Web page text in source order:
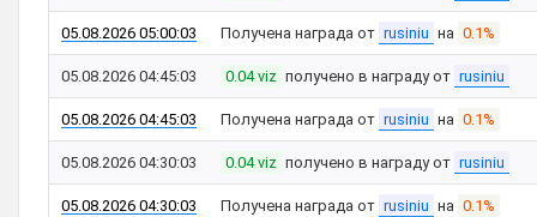
05.08.2026 05:00:03 Получена награда от rusiniu на 0.1%
05.08.2026 04:45:03 0.04 viz получено в награду от rusiniu
05.08.2026 04:45:03 Получена награда от rusiniu на 0.1%
05.08.2026 04:30:03 0.04 viz получено в награду от rusiniu
05.08.2026 04:30:03 Получена награда от rusiniu на 0.1%